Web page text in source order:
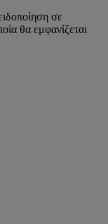
σε
θα εμφανίζεται